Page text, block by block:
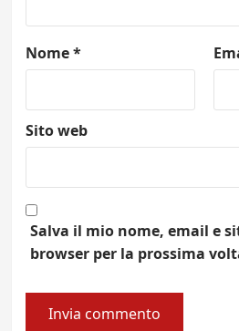
Nome*
Sito web
Salva il mio nome, email e
browser per la prossima